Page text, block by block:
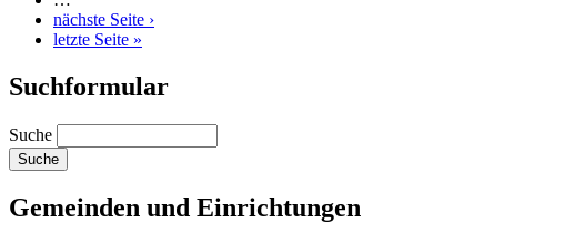
nächste Seite ›
letzte Seite »
Suchformular
Suche
Gemeinden und Einrichtungen